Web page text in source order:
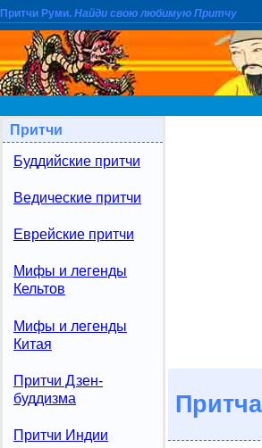
Притчи Руми. Найди свою любимую Притчу
Притчи
Буддийские притчи
Ведические притчи
Еврейские притчи
Мифы и легенды
Кельтов
Мифы и легенды
Китая
Притчи Дзен-
буддизма
Притчи Индии